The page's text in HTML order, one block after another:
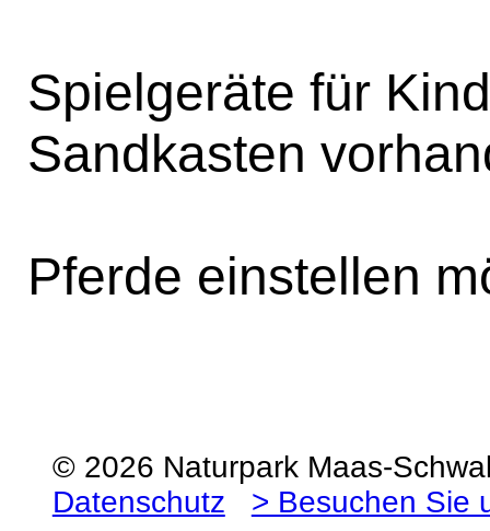
Spielgeräte für
Sandkasten
Pferde einstellen
© 2026 Naturpark Maas-
Datenschutz
> Besuchen Sie